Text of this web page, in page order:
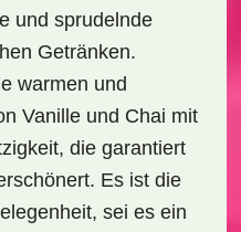
und sprudelnde
Getränken.
warmen und
Vanilleund Chai mit
die garantiert
Es ist die
sei es ein